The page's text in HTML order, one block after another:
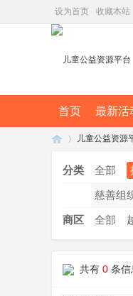
设为首页 收藏本站
首页 最新活
儿童公益资源
分类 全部
慈善组
商区 全部
共有 0 条信